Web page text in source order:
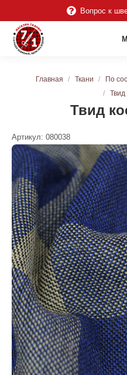
Вопрос к
Твид
Вы здесь:
Главная Ткани По
Артикул: 080038